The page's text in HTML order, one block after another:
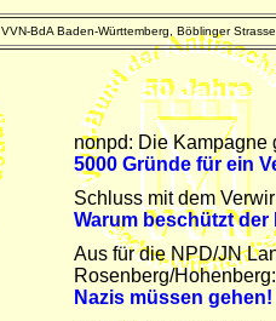
VVN-BdA Baden-Württemberg, Böblinger
nonpd: Die Kampagne
5000 Gründe für ein
Schluss mit dem
Warum beschützt
Aus für die NPD/JN
Rosenberg/Hohenberg:
Nazis müssen gehen!